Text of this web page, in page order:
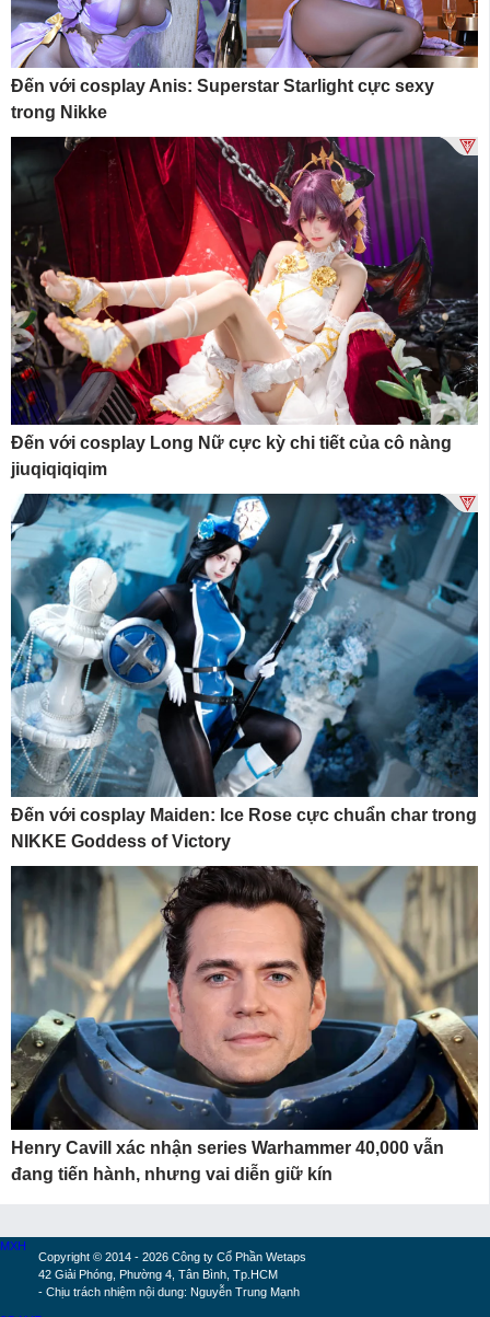
Đến với cosplay Anis: Superstar Starlight cực sexy
trong Nikke
Đến với cosplay Long Nữ cực kỳ chi tiết của cô nàng
jiuqiqiqiqim
Đến với cosplay Maiden: Ice Rose cực chuẩn char trong
NIKKE Goddess of Victory
Henry Cavill xác nhận series Warhammer 40,000 vẫn
đang tiến hành, nhưng vai diễn giữ kín
Copyright © 2014 - 2026 Công ty Cổ Phần Wetaps
42 Giải Phóng, Phường 4, Tân Bình, Tp.HCM
- Chịu trách nhiệm nội dung: Nguyễn Trung Mạnh
MXH